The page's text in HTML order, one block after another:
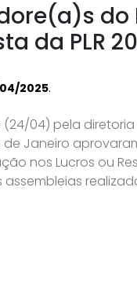
do
da PLR
2025.
(24/04) pela
de Janeiro
nos Lucros ou